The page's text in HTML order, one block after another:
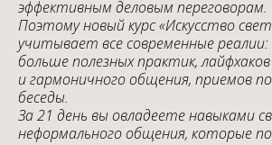
эффективным деловым переговорам.
Поэтому новый курс «Искусство
учитывает все современные
больше полезных практик,
и гармоничного общения, приемов
беседы.
За 21 день вы овладеете навыками
неформального общения, которые